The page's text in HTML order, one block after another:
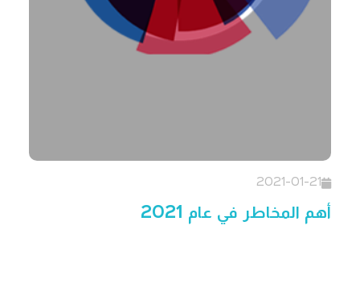
2021-01-21
أهم المخاطر في عام 2021